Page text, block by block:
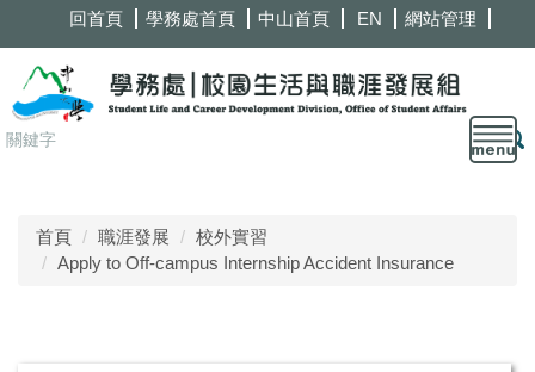
到
要
內
容
回首頁 學務處首頁 中山首頁 EN 網站管理
首頁 職涯發展
校外實習
Apply to Off-campus Internship Accident Insurance